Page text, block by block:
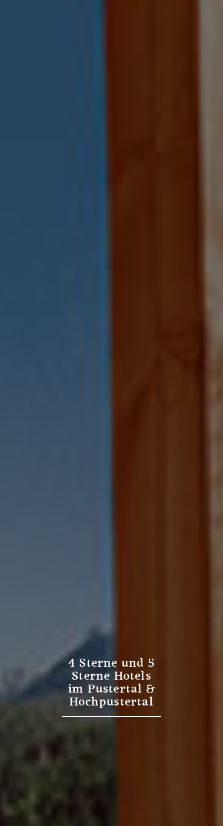
4 Sterne und 5
Sterne Hotels
im Pustertal &
Hochpustertal